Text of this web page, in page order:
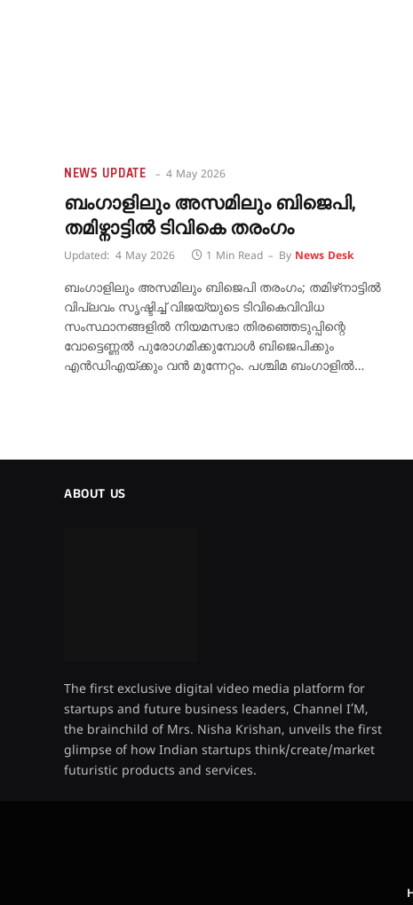
NEWS UPDATE 4 May 2026
ബംഗാളിലും അസമിലും ബിജെപി,
തമിഴ്നാട്ടിൽ ടിവികെ തരംഗം
Updated: 4 May 2026 1 Min Read By News Desk
ബംഗാളിലും അസമിലും ബിജെപി തരംഗം; തമിഴ്‌നാട്ടിൽ
വിപ്ലവം സൃഷ്ടിച്ച് വിജയ്‌യുടെ ടിവികെവിവിധ
സംസ്ഥാനങ്ങളിൽ നിയമസഭാ തിരഞ്ഞെടുപ്പിന്റെ
വോട്ടെണ്ണൽ പുരോഗമിക്കുമ്പോൾ ബിജെപിക്കും
എൻഡിഎയ്ക്കും വൻ മുന്നേറ്റം. പശ്ചിമ ബംഗാളിൽ…
ABOUT US
The first exclusive digital video media platform for
startups and future business leaders, Channel I’M,
the brainchild of Mrs. Nisha Krishan, unveils the first
glimpse of how Indian startups think/create/market
futuristic products and services.